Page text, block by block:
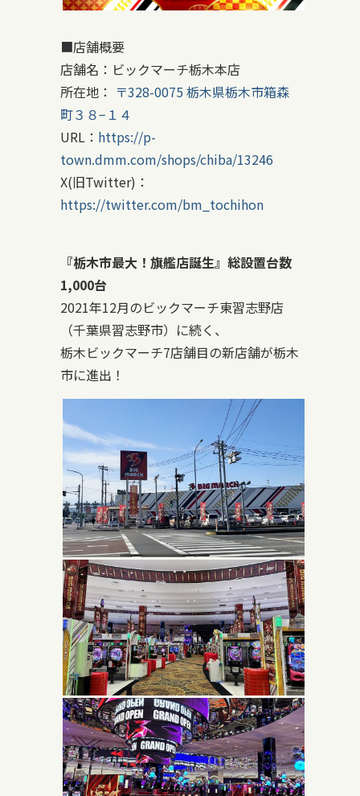
■店舗概要
店舗名：ビックマーチ栃木本店
所在地： 〒328-0075 栃木県栃木市箱森
町３８−１４
URL： https://p-
town.dmm.com/shops/chiba/13246
X(旧Twitter)：
https://twitter.com/bm_tochihon
『栃木市最大！旗艦店誕生』総設置台数
1,000台
2021年12月のビックマーチ東習志野店
（千葉県習志野市）に続く、
栃木ビックマーチ7店舗目の新店舗が栃木
市に進出！